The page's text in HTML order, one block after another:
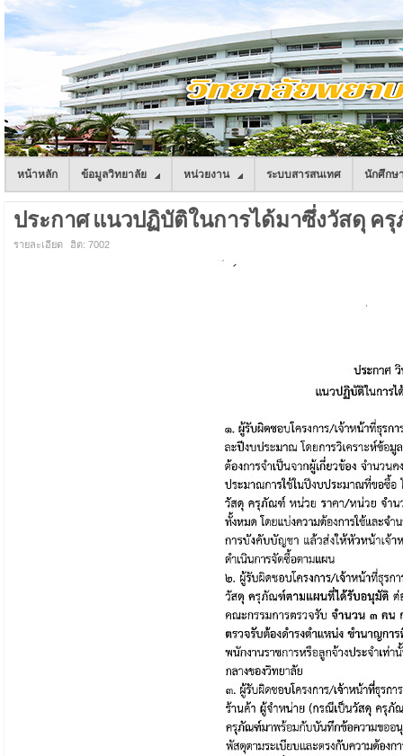
หน้าหลัก ข้อมูลวิทยาลัย หน่วยงาน ระบบสารสนเทศ นักศึกษ
ประกาศ แนวปฏิบัติในการได้มาซึ่งวัสดุ ค
รายละเอียด ฮิต: 7002